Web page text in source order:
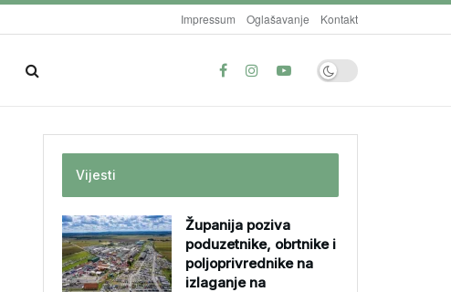
Impressum Oglašavanje Kontakt
Vijesti
Županija poziva
poduzetnike, obrtnike i
poljoprivrednike na
izlaganje na